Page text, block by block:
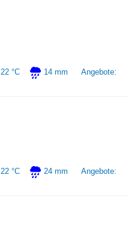
22 °C 14 mm
Angebote:
22 °C 24 mm
Angebote: